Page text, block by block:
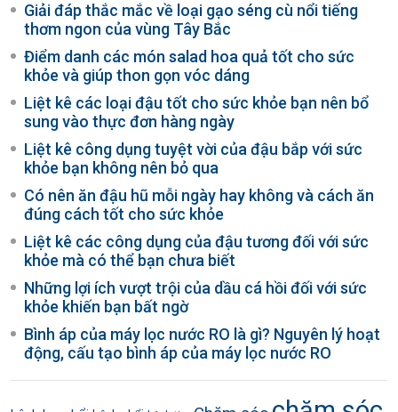
Giải đáp thắc mắc về loại gạo séng cù nổi tiếng
thơm ngon của vùng Tây Bắc
Điểm danh các món salad hoa quả tốt cho sức
khỏe và giúp thon gọn vóc dáng
Liệt kê các loại đậu tốt cho sức khỏe bạn nên bổ
sung vào thực đơn hàng ngày
Liệt kê công dụng tuyệt vời của đậu bắp với sức
khỏe bạn không nên bỏ qua
Có nên ăn đậu hũ mỗi ngày hay không và cách ăn
đúng cách tốt cho sức khỏe
Liệt kê các công dụng của đậu tương đối với sức
khỏe mà có thể bạn chưa biết
Những lợi ích vượt trội của dầu cá hồi đối với sức
khỏe khiến bạn bất ngờ
Bình áp của máy lọc nước RO là gì? Nguyên lý hoạt
động, cấu tạo bình áp của máy lọc nước RO